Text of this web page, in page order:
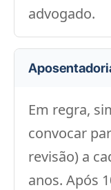
advogado.
Em regra,
convocar
revisão) a
anos. Após